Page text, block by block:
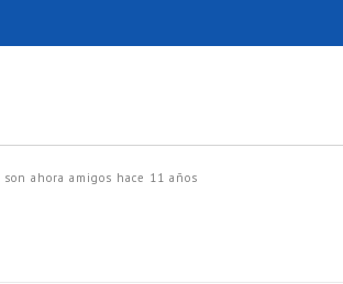
son ahora amigos hace 11 años